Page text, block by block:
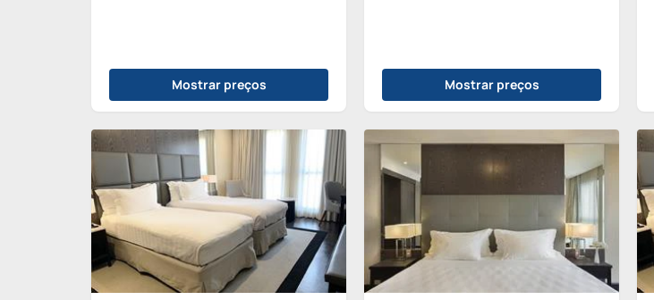
Mostrar preços Mostrar preços